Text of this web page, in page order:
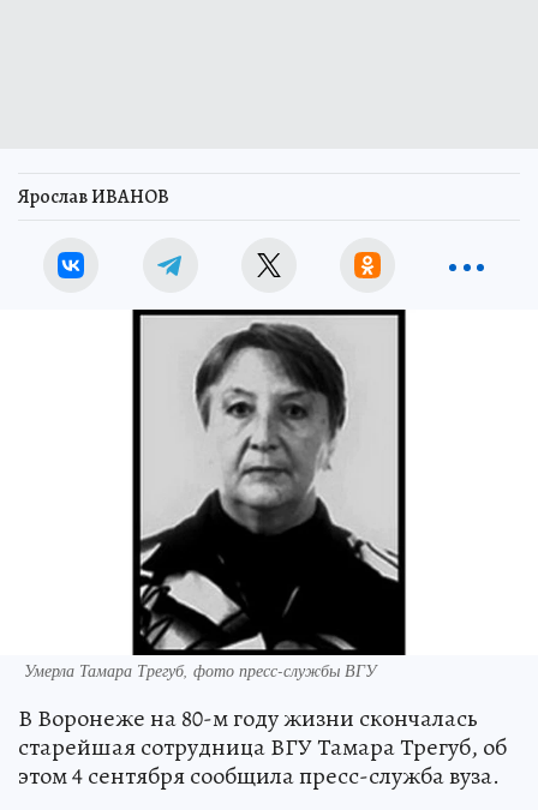
Ярослав ИВАНОВ
Умерла Тамара Трегуб, фото пресс-службы ВГУ
В Воронеже на 80-м году жизни скончалась
старейшая сотрудница ВГУ Тамара Трегуб, об
этом 4 сентября сообщила пресс-служба вуза.